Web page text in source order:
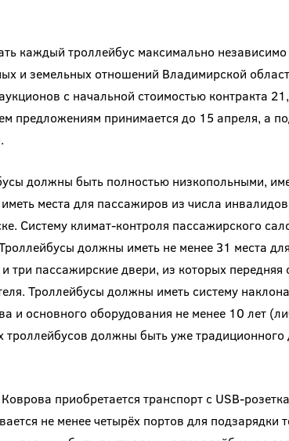
каждый троллейбус максимально
и земельных отношений Владимирской
с начальной стоимостью контракта
предложениям принимается до 15 апреля, а
должны быть полностью низкопольными,
места для пассажиров из числа
Систему климат-контроля пассажирского
должны иметь не менее 31 места
три пассажирские двери, из которых
Троллейбусы должны иметь систему
и основного оборудования не менее 10 лет
троллейбусов должны быть уже традиционного
приобретается транспорт с USB-
не менее четырёх портов для